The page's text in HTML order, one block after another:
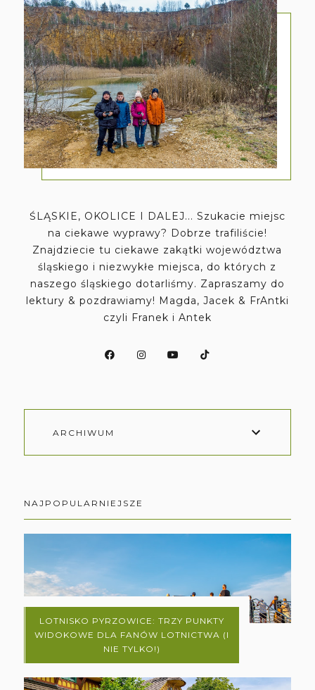
ŚLĄSKIE, OKOLICE I DALEJ... Szukacie miejsc
na ciekawe wyprawy? Dobrze trafiliście!
Znajdziecie tu ciekawe zakątki województwa
śląskiego i niezwykłe miejsca, do których z
naszego śląskiego dotarliśmy. Zapraszamy do
lektury & pozdrawiamy! Magda, Jacek & FrAntki
czyli Franek i Antek
ARCHIWUM
NAJPOPULARNIEJSZE
LOTNISKO PYRZOWICE: TRZY PUNKTY
WIDOKOWE DLA FANÓW LOTNICTWA (I
NIE TYLKO!)